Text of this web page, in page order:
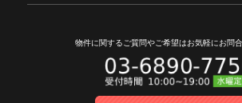
物件に関するご質問やご希望はお気軽にお問